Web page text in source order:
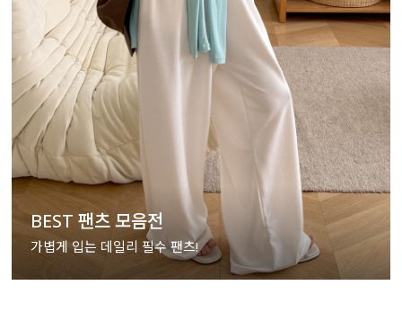
BEST 팬츠 모음전
가볍게 입는 데일리 필수 팬츠!